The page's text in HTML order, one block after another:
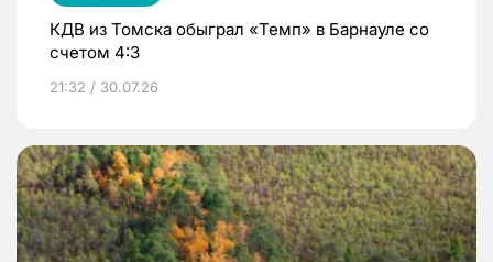
КДВ из Томска обыграл «Темп» в Барнауле со
счетом 4:3
21:32 / 30.07.26